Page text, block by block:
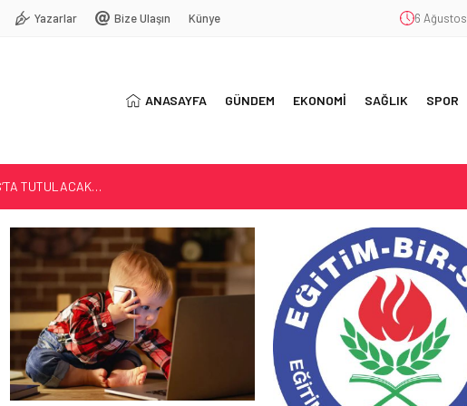
Yazarlar Bize Ulaşın Künye 6
ANASAYFA GÜNDEM EKONOMİ SAĞLIK SPOR
TUTULACAK…
YAŞ BAĞIMLILIĞI
3,5 YIL OLDU